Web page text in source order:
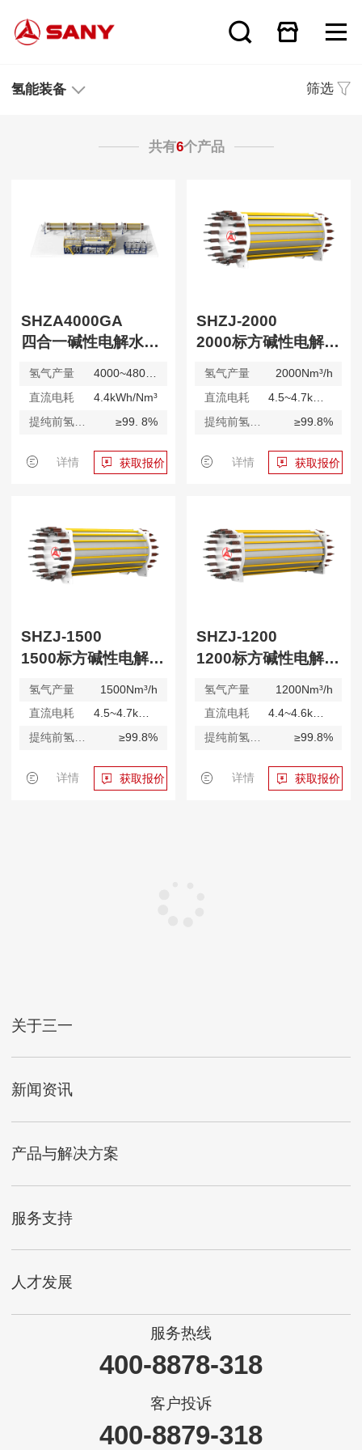
氢能装备 筛选
共有6个产品
SHZA4000GA
四合一碱性电解水制氢装置
氢气产量
4000~4800Nm³/h
直流电耗
4.4kWh/Nm³
提纯前氢气纯度
≥99. 8%
详情 获取报价
SHZJ-2000
2000标方碱性电解水制氢装置
氢气产量
2000Nm³/h
直流电耗
提纯前氢气纯度
≥99.8%
详情 获取报价
SHZJ-1500
1500标方碱性电解水制氢装置
氢气产量
1500Nm³/h
直流电耗
4.5~4.7kWh/Nm³
提纯前氢气纯度
≥99.8%
详情 获取报价
SHZJ-1200
1200标方碱性电解水制氢装置
氢气产量
1200Nm³/h
直流电耗
4.4~4.6kWh/Nm³
提纯前氢气纯度
≥99.8%
详情 获取报价
关于三一
新闻资讯
产品与解决方案
服务支持
人才发展
服务热线
400-8878-318
客户投诉
400-8879-318